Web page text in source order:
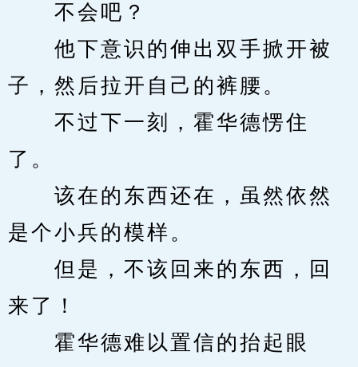
不会吧？
他下意识的伸出双手掀开被
子，然后拉开自己的裤腰。
不过下一刻，霍华德愣住
了。
该在的东西还在，虽然依然
是个小兵的模样。
但是，不该回来的东西，回
来了！
霍华德难以置信的抬起眼